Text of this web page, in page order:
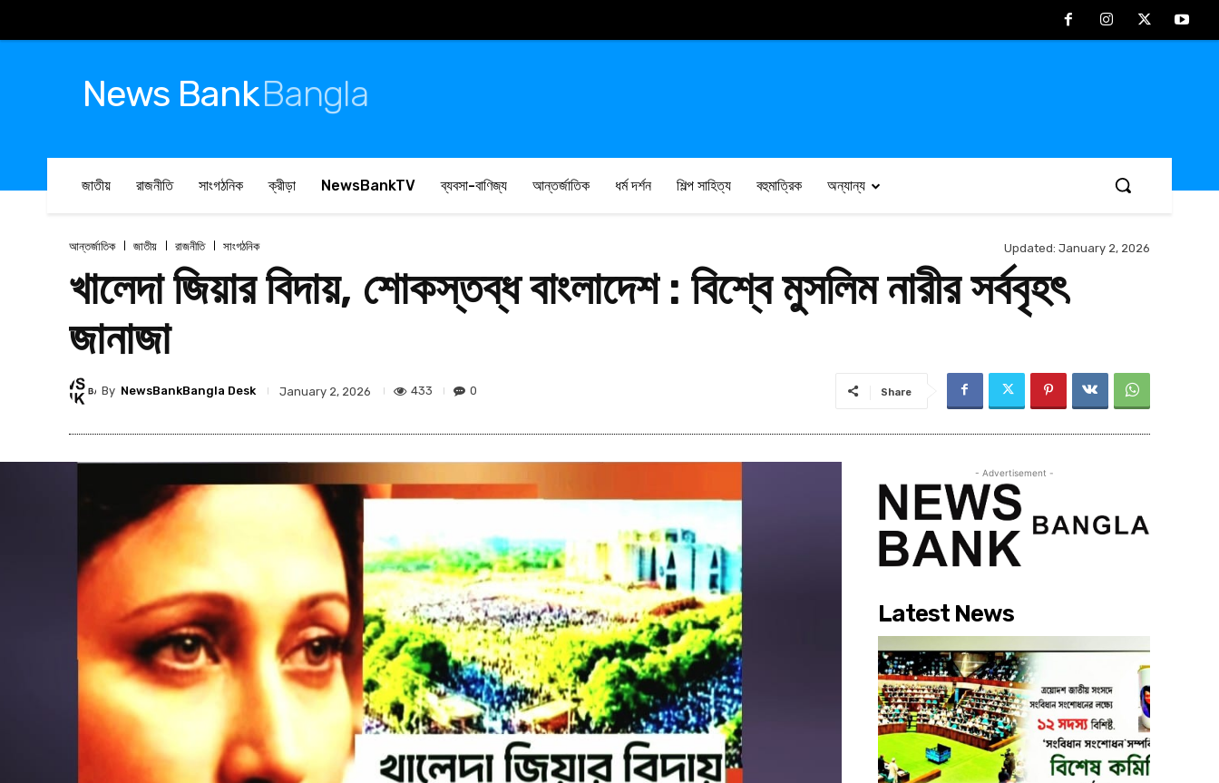
News BankBangla
জাতীয় রাজনীতি সাংগঠনিক ক্রীড়া NewsBankTV ব্যবসা-বাণিজ্য আন্তর্জাতিক ধর্ম দর্শন শিল্প সাহিত্য বহুমাত্রিক অন্যান্য
আন্তর্জাতিক জাতীয় রাজনীতি সাংগঠনিক Updated: January 2, 2026
খালেদা জিয়ার বিদায়, শোকস্তব্ধ বাংলাদেশ : বিশ্বে মুসলিম নারীর সর্ববৃহৎ
জানাজা
By NewsBankBangla Desk January 2, 2026 433 0 Share
- Advertisement -
Latest News